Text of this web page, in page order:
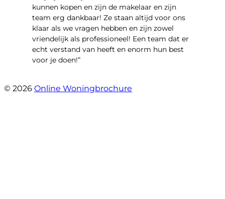
kunnen kopen en zijn de makelaar en zijn
team erg dankbaar! Ze staan altijd voor ons
klaar als we vragen hebben en zijn zowel
vriendelijk als professioneel! Een team dat er
echt verstand van heeft en enorm hun best
voor je doen!”
© 2026 Online Woningbrochure